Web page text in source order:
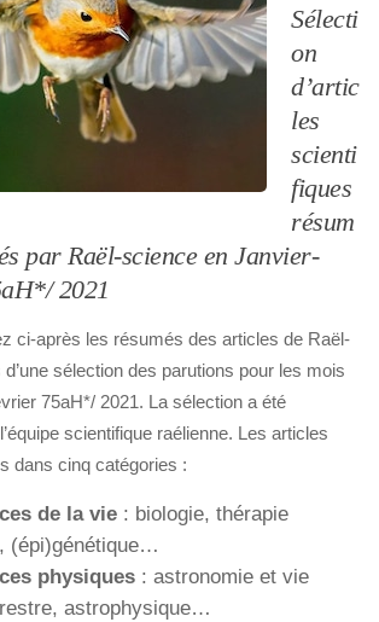
Sélecti
on
d’artic
les
scienti
fiques
résum
par Raël-science en Janvier-
2021
ci-après les résumés des articles de Raël-
sélection des parutions pour les mois
75aH*/ 2021. La sélection a été
scientifique raélienne. Les articles
dans cinq catégories :
de la vie : biologie, thérapie
(épi)génétique…
physiques : astronomie et vie
astrophysique…